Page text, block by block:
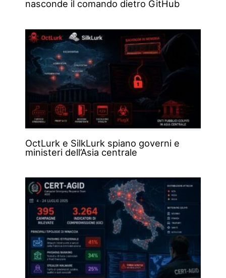
nasconde il comando dietro GitHub
OctLurk e SilkLurk spiano governi e
ministeri dell’Asia centrale